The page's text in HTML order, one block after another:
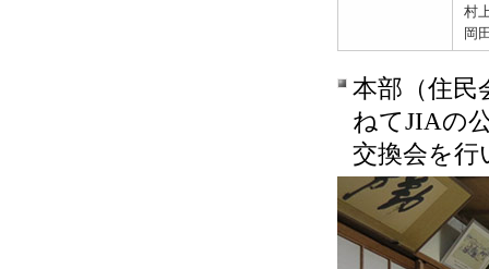
村
岡
本部（住民
ねてJIAの
交換会を行